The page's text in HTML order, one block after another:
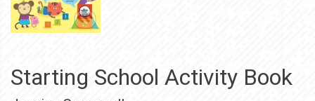
Starting School Activity Book